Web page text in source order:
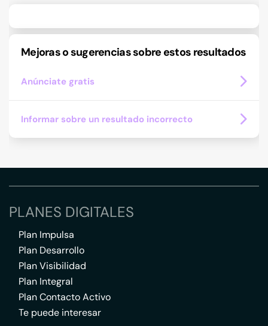
Mejoras o sugerencias sobre estos resultados
Anúnciate gratis
Informar sobre un resultado incorrecto
PLANES DIGITALES
Plan Impulsa
Plan Desarrollo
Plan Visibilidad
Plan Integral
Plan Contacto Activo
Te puede interesar